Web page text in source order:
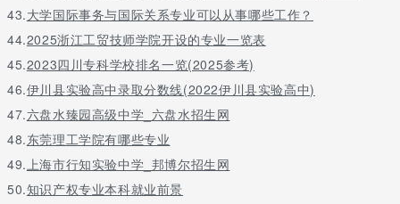
43.大学国际事务与国际关系专业可以从事哪些工作？
44.2025浙江工贸技师学院开设的专业一览表
45.2023四川专科学校排名一览(2025参考)
46.伊川县实验高中录取分数线(2022伊川县实验高中)
47.六盘水臻园高级中学_六盘水招生网
48.东莞理工学院有哪些专业
49.上海市行知实验中学_邦博尔招生网
50.知识产权专业本科就业前景